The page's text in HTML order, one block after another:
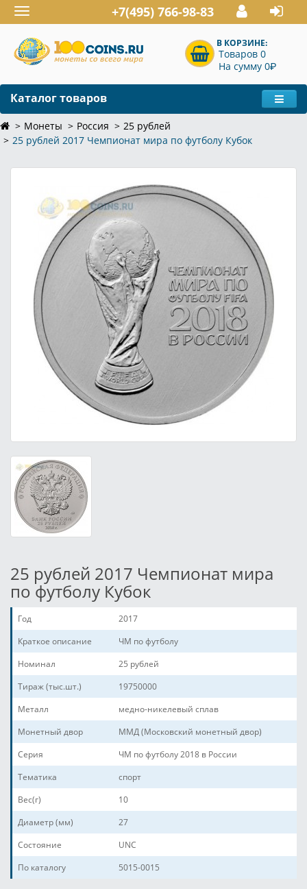
Toggle
navigation
+7(495) 766-98-83
В КОРЗИНЕ:
Товаров 0
На сумму 0P
Каталог товаров
Монеты Россия
25 рублей
25 рублей 2017 Чемпионат мира по футболу Кубок
25 рублей 2017 Чемпионат мира
по футболу Кубок
Год
2017
Краткое описание
ЧМ по футболу
Номинал
25 рублей
Тираж (тыс.шт.)
19750000
Металл
медно-никелевый сплав
Монетный двор
ММД (Московский монетный двор)
Серия
ЧМ по футболу 2018 в России
Тематика
спорт
Вес(г)
10
Диаметр (мм)
27
Состояние
UNC
По каталогу
5015-0015